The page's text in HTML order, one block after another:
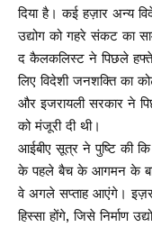
दिया है। कई हज़ार अन्य
उद्योग को गहरे संकट का
द कैलकलिस्ट ने पिछले हफ्ते
लिए विदेशी जनशक्ति का
और इजरायली सरकार ने
को मंजूरी दी थी।
आईबीए सूत्र ने पुष्टि की
के पहले बैच के आगमन के
वे अगले सप्ताह आएंगे।
हिस्सा होंगे, जिसे निर्माण